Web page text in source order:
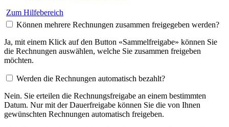
Zum Hilfebereich
Können mehrere Rechnungen zusammen freigegeben werden?
Ja, mit einem Klick auf den Button «Sammelfreigabe» können Sie
die Rechnungen auswählen, welche Sie zusammen freigeben
möchten.
Werden die Rechnungen automatisch bezahlt?
Nein. Sie erteilen die Rechnungsfreigabe an einem bestimmten
Datum. Nur mit der Dauerfreigabe können Sie die von Ihnen
gewünschten Rechnungen automatisch freigeben.